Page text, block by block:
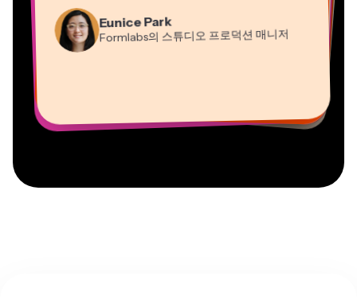
Eunice Park
Formlabs의 스튜디오 프로덕션 매니저
Panos Papagapiou
Gracie Peng
영상 편집기
컨설턴트
Dina Segovia